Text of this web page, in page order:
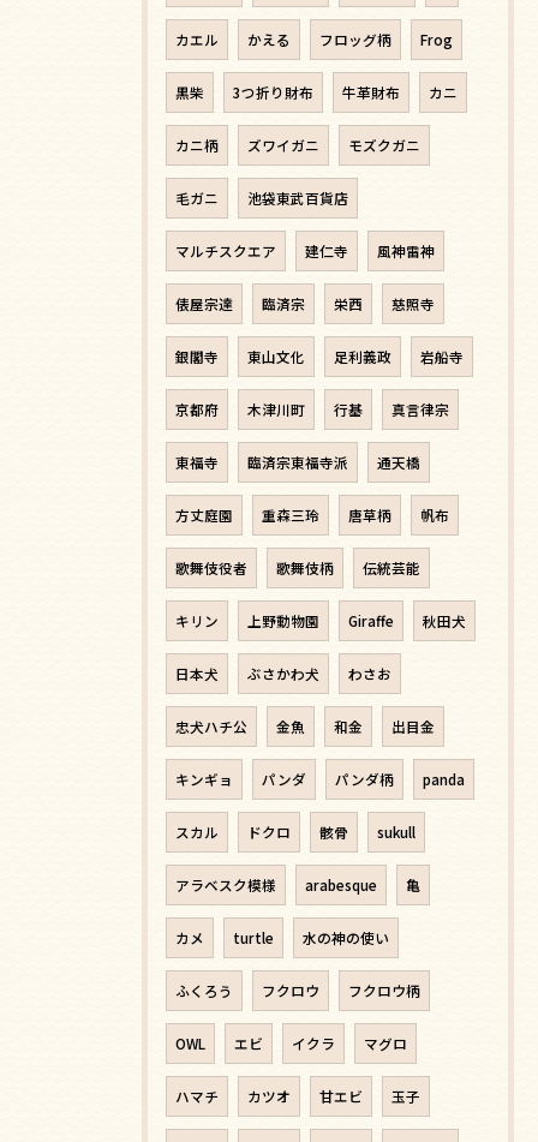
カエル かえる フロッグ柄 Frog
黒柴 3つ折り財布 牛革財布 カニ
カニ柄 ズワイガニ モズクガニ
毛ガニ 池袋東武百貨店
マルチスクエア 建仁寺 風神雷神
俵屋宗達 臨済宗 栄西 慈照寺
銀閣寺 東山文化 足利義政 岩船寺
京都府 木津川町 行基 真言律宗
東福寺 臨済宗東福寺派 通天橋
方丈庭園 重森三玲 唐草柄 帆布
歌舞伎役者 歌舞伎柄 伝統芸能
キリン 上野動物園 Giraffe 秋田犬
日本犬 ぶさかわ犬 わさお
忠犬ハチ公 金魚 和金 出目金
キンギョ パンダ パンダ柄 panda
スカル ドクロ 骸骨 sukull
アラベスク模様 arabesque 亀
カメ turtle 水の神の使い
ふくろう フクロウ フクロウ柄
OWL エビ イクラ マグロ
ハマチ カツオ 甘エビ 玉子